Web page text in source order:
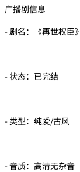
广播剧信息
- 剧名：《再世权臣》
- 状态：已完结
- 类型：纯爱/古风
- 音质：高清无杂音